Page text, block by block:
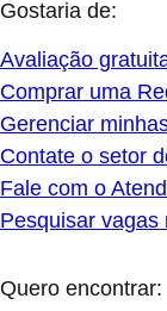
Gostaria de:
Avaliação
Comprar uma
Gerenciar
Contate o setor
Fale com o
Pesquisar vagas
Quero encontrar: